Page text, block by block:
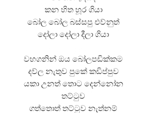
කන හිත හූර ගියා
බෝල බෝල බස්සපු එව්නුත්
දෝලා දෝලා දීලා ගියා
වහගනින් ඔය බෝලපඩික්කම
දව්ල නැතුව පුකේ කඩිප්පුව
යකා උනත් තොට දෙන්නෝන
තට්ටුව
ගත්තොත් තට්ටුව නැත්නම්